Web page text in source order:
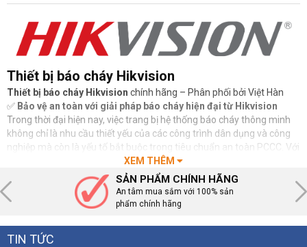
Thiết bị báo cháy Hikvision
Thiết bị báo cháy Hikvision chính hãng – Phân phối bởi Việt Hàn
✅ Bảo vệ an toàn với giải pháp báo cháy hiện đại từ Hikvision
Trong thời đại hiện nay, việc trang bị hệ thống báo cháy thông minh
không chỉ là nhu cầu thiết yếu của các công trình dân dụng và công
nghiệp mà còn là yếu tố bắt buộc trong tiêu chuẩn an toàn PCCC. Với
công nghệ tiên tiến đến từ thương hiệu hàng đầu Hikvision, các thiết
bị báo cháy như đầu báo khói, đầu báo nhiệt, trung tâm điều khiển…
đang được nhiều kỹ sư, nhà thầu và chủ đầu tư tin dùng.
Việt Nam
Việt Hàn Security tự hào là nhà phân phối chính thức các dòng sản
XEM THÊM
SẢN PHẨM CHÍNH HÃNG
An tâm mua sắm với 100% sản
phẩm chính hãng
TIN TỨC